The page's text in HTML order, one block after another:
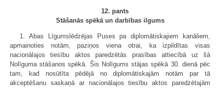
12. pants
Stāšanās spēkā un darbības ilgums
1. Abas Līgumslēdzējas Puses pa diplomātiskajiem kanāliem,
apmainoties notām, paziņos viena otrai, ka izpildītas visas
nacionālajos tiesību aktos paredzētās prasības attiecībā uz šā
Nolīguma stāšanos spēkā. Šis Nolīgums stājas spēkā 30. dienā pēc
tam, kad nosūtīta pēdējā no diplomātiskajām notām par tā
akceptēšanu saskaņā ar nacionālajos tiesību aktos paredzētajām